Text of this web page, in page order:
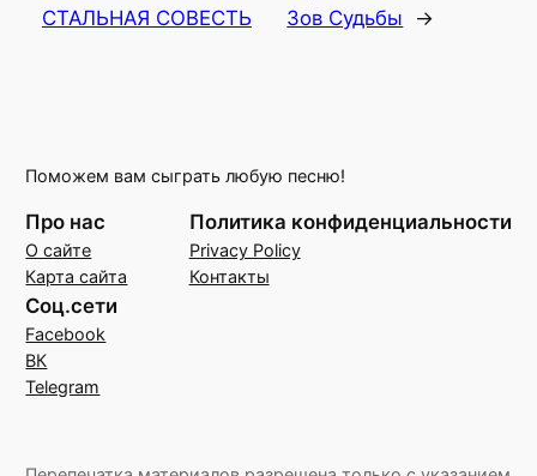
СТАЛЬНАЯ СОВЕСТЬ
Зов Судьбы
→
Поможем вам сыграть любую песню!
Про нас
О сайте
Карта сайта
Политика конфиденциальности
Privacy Policy
Контакты
Соц.сети
Facebook
ВК
Telegram